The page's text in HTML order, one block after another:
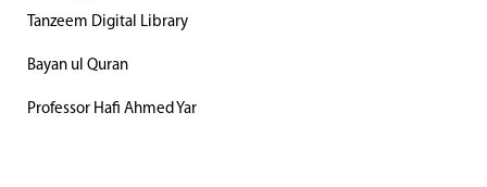
Tanzeem Digital Library
Bayan ul Quran
Professor Hafi Ahmed Yar